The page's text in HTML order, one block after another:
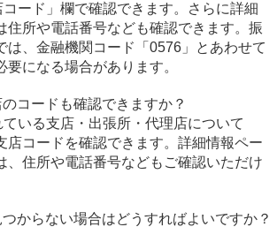
ード」欄で確認できます。さらに詳細
住所や電話番号なども確認できます。振
は、金融機関コード「0576」とあわせて
要になる場合があります。
コードも確認できますか？
いる支店・出張所・代理店について
店コードを確認できます。詳細情報ペー
、住所や電話番号などもご確認いただけ
からない場合はどうすればよいですか？